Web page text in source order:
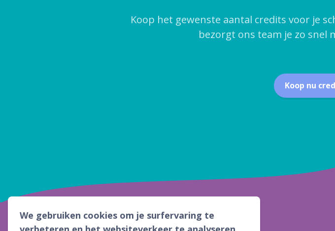
Koop het gewenste aantal credits voor je
bezorgt ons team je zo snel
Koop nu
We gebruiken cookies om je surfervaring te